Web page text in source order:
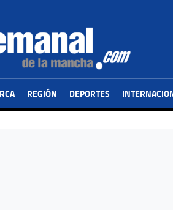
REGIÓN DEPORTES